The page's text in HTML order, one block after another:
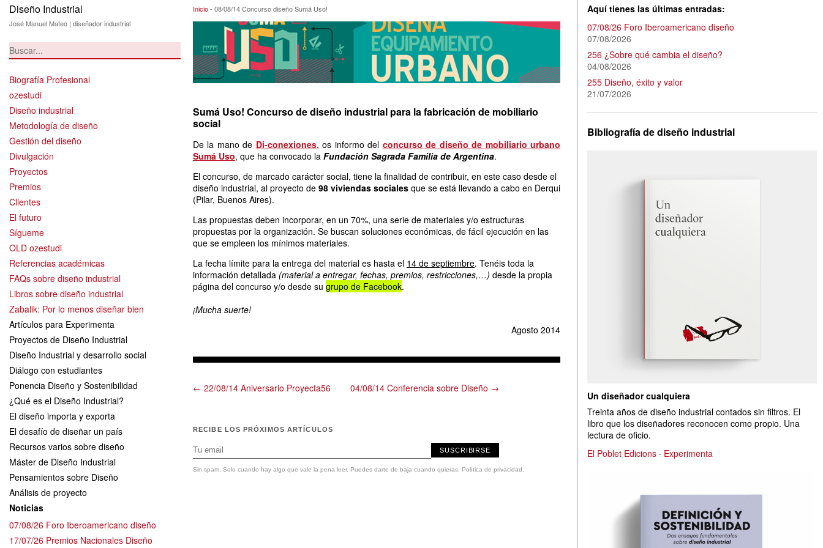
Diseño Industrial
José Manuel Mateo | diseñador industrial
Biografía Profesional
ozestudi
Diseño industrial
Metodología de diseño
Gestión del diseño
Divulgación
Proyectos
Premios
Clientes
El futuro
Sígueme
OLD ozestudi
Referencias académicas
FAQs sobre diseño industrial
Libros sobre diseño industrial
Zabalik: Por lo menos diseñar bien
Artículos para Experimenta
Proyectos de Diseño Industrial
Diseño Industrial y desarrollo social
Diálogo con estudiantes
Ponencia Diseño y Sostenibilidad
¿Qué es el Diseño Industrial?
El diseño importa y exporta
El desafío de diseñar un país
Recursos varios sobre diseño
Máster de Diseño Industrial
Pensamientos sobre Diseño
Análisis de proyecto
Noticias
07/08/26 Foro Iberoamericano diseño
17/07/26 Premios Nacionales Diseño
08/08/14 Concurso diseño Sumá Uso!
Inicio- 08/08/14 Concurso diseño Sumá Uso!
Sumá Uso! Concurso de diseño industrial para la fabricación de mobiliario
social
De la mano de Di-conexiones, os informo del concurso de diseño de mobiliario urbano
Sumá Uso, que ha convocado la Fundación Sagrada Familia de Argentina.
El concurso, de marcado carácter social, tiene la finalidad de contribuir, en este caso desde el
diseño industrial, al proyecto de 98 viviendas sociales que se está llevando a cabo en Derqui
(Pilar, Buenos Aires).
Las propuestas deben incorporar, en un 70%, una serie de materiales y/o estructuras
propuestas por la organización. Se buscan soluciones económicas, de fácil ejecución en las
que se empleen los mínimos materiales.
La fecha límite para la entrega del material es hasta el 14 de septiembre. Tenéis toda la
información detallada (material a entregar, fechas, premios, restricciones,…) desde la propia
página del concurso y/o desde su grupo de Facebook.
¡Mucha suerte!
Agosto 2014
← 22/08/14 Aniversario Proyecta56 04/08/14 Conferencia sobre Diseño →
RECIBE LOS PRÓXIMOS ARTÍCULOS
SUSCRIBIRSE
Sin spam. Solo cuando hay algo que vale la pena leer. Puedes darte de baja cuando quieras. Política de privacidad
Aquí tienes las últimas entradas:
07/08/26 Foro Iberoamericano diseño
07/08/2026
256 ¿Sobre qué cambia el diseño?
04/08/2026
255 Diseño, éxito y valor
21/07/2026
Bibliografía de diseño industrial
Un diseñador cualquiera
Treinta años de diseño industrial contados sin filtros. El
libro que los diseñadores reconocen como propio. Una
lectura de oficio.
El Poblet Edicions · Experimenta